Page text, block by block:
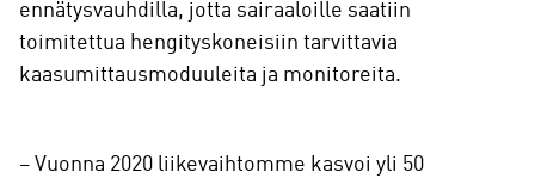
ennätysvauhdilla, jotta sairaaloille saatiin
toimitettua hengityskoneisiin tarvittavia
kaasumittausmoduuleita ja monitoreita.
– Vuonna 2020 liikevaihtomme kasvoi yli 50